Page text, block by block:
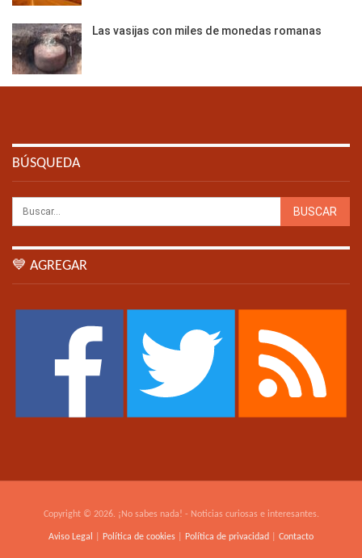
Las vasijas con miles de monedas romanas
BÚSQUEDA
💙 AGREGAR
Copyright © 2026. ¡No sabes nada! - Noticias curiosas e interesantes.
Aviso Legal Política de cookies Política de privacidad Contacto